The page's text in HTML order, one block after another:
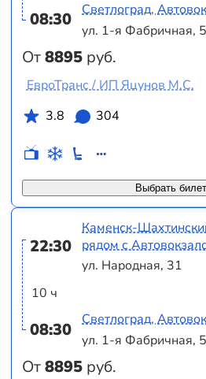
08:30
От8895 руб.
Светлоград,
ул. 1-я Фабричная, 5
Выбрать билет
ЕвроТранс / ИП Яцунов М.С.
3.8
304
22:30
10 ч
08:30
От8895 руб.
Каменск-
рядом с
ул. Народная, 31
Светлоград,
ул. 1-я Фабричная, 5